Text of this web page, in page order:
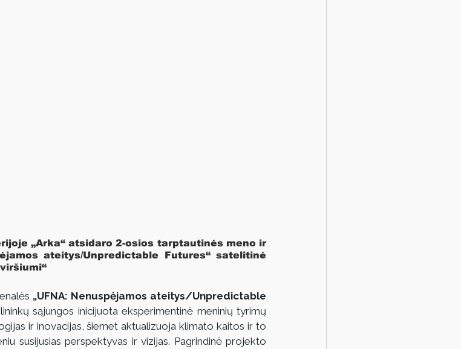
„Arka“ atsidaro 2-osios tarptautinės meno ir
ateitys/Unpredictable Futures“ satelitinė
„UFNA: Nenuspėjamos ateitys/Unpredictable
sąjungos inicijuota eksperimentinė meninių tyrimų
ir inovacijas, šiemet aktualizuoja klimato kaitos ir to
susijusias perspektyvas ir vizijas. Pagrindinė projekto